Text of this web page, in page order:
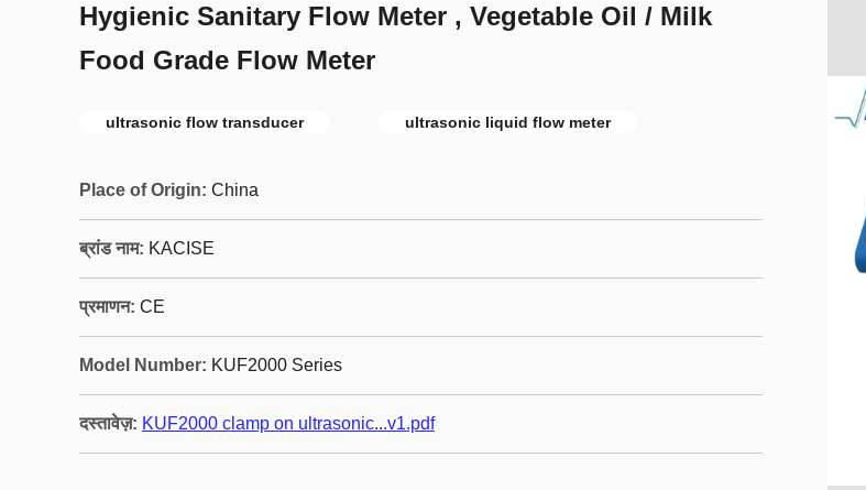
Hygienic Sanitary Flow Meter , Vegetable Oil / Milk
Food Grade Flow Meter
ultrasonic flow transducer ultrasonic liquid flow meter
Place of Origin: China
ब्रांड नाम: KACISE
प्रमाणन: CE
Model Number: KUF2000 Series
दस्तावेज़: KUF2000 clamp on ultrasonic...v1.pdf